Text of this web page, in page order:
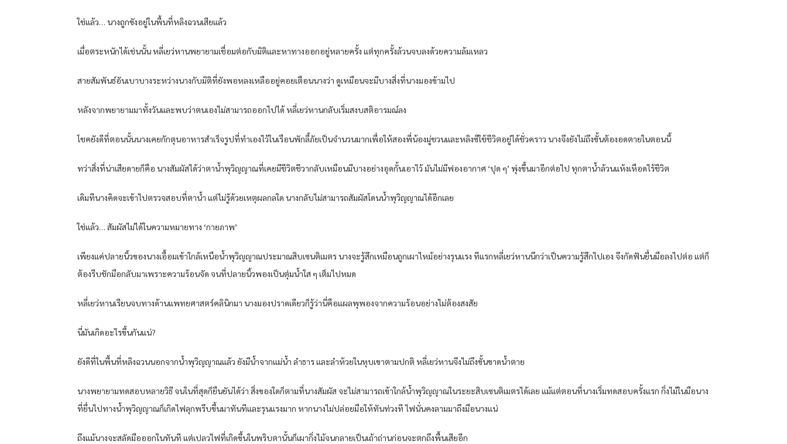
ใช่แล้ว… นางถูกขังอยู่ในพื้นที่หลิงฉวนเสียแล้ว
เมื่อตระหนักได้เช่นนั้น หลี่เยว่หานพยายามเชื่อมต่อกับมิติและหาทางออกอยู่หลายครั้ง แต่ทุกครั้งล้วนจบลงด้วยความล้มเหลว
สายสัมพันธ์อันเบาบางระหว่างนางกับมิติที่ยังพอหลงเหลืออยู่คอยเตือนนางว่า ดูเหมือนจะมีบางสิ่งที่นางมองข้ามไป
หลังจากพยายามมาทั้งวันและพบว่าตนเองไม่สามารถออกไปได้ หลี่เยว่หานกลับเริ่มสงบสติอารมณ์ลง
โชคยังดีที่ตอนนั้นนางเคยกักตุนอาหารสำเร็จรูปที่ทำเองไว้ในเรือนพักลี้ภัยเป็นจำนวนมากเพื่อให้สองพี่น้องมู่ชวนและหลิงซีใช้ชีวิตอยู่ได้ชั่วคราว นางจึงยังไม่ถึงขั้นต้องอดตายในตอนนี้
ทว่าสิ่งที่น่าเสียดายก็คือ นางสัมผัสได้ว่าตาน้ำพุวิญญาณที่เคยมีชีวิตชีวากลับเหมือนมีบางอย่างอุดกั้นเอาไว้ มันไม่มีฟองอากาศ ‘ปุด ๆ’ พุ่งขึ้นมาอีกต่อไป ทุกตาน้ำล้วนแห้งเหือดไร้ชีวิต
เดิมทีนางคิดจะเข้าไปตรวจสอบที่ตาน้ำ แต่ไม่รู้ด้วยเหตุผลกลใด นางกลับไม่สามารถสัมผัสโดนน้ำพุวิญญาณได้อีกเลย
ใช่แล้ว… สัมผัสไม่ได้ในความหมายทาง ‘กายภาพ’
เพียงแค่ปลายนิ้วของนางเอื้อมเข้าใกล้เหนือน้ำพุวิญญาณประมาณสิบเซนติเมตร นางจะรู้สึกเหมือนถูกเผาไหม้อย่างรุนแรง ทีแรกหลี่เยว่หานนึกว่าเป็นความรู้สึกไปเอง จึงกัดฟันยื่นมือลงไปต่อ แต่ก็
ต้องรีบชักมือกลับมาเพราะความร้อนจัด จนที่ปลายนิ้วพองเป็นตุ่มน้ำใส ๆ เต็มไปหมด
หลี่เยว่หานเรียนจบทางด้านแพทยศาสตร์คลินิกมา นางมองปราดเดียวก็รู้ว่านี่คือแผลพุพองจากความร้อนอย่างไม่ต้องสงสัย
นี่มันเกิดอะไรขึ้นกันแน่?
ยังดีที่ในพื้นที่หลิงฉวนนอกจากน้ำพุวิญญาณแล้ว ยังมีน้ำจากแม่น้ำ ลำธาร และลำห้วยในหุบเขาตามปกติ หลี่เยว่หานจึงไม่ถึงขั้นขาดน้ำตาย
นางพยายามทดสอบหลายวิธี จนในที่สุดก็ยืนยันได้ว่า สิ่งของใดก็ตามที่นางสัมผัส จะไม่สามารถเข้าใกล้น้ำพุวิญญาณในระยะสิบเซนติเมตรได้เลย แม้แต่ตอนที่นางเริ่มทดสอบครั้งแรก กิ่งไม้ในมือนาง
ที่ยื่นไปทางน้ำพุวิญญาณก็เกิดไฟลุกพรึบขึ้นมาทันทีและรุนแรงมาก หากนางไม่ปล่อยมือให้ทันท่วงที ไฟนั่นคงลามมาถึงมือนางแน่
ถึงแม้นางจะสลัดมือออกในทันที แต่เปลวไฟที่เกิดขึ้นในพริบตานั้นก็เผากิ่งไม้จนกลายเป็นเถ้าถ่านก่อนจะตกถึงพื้นเสียอีก